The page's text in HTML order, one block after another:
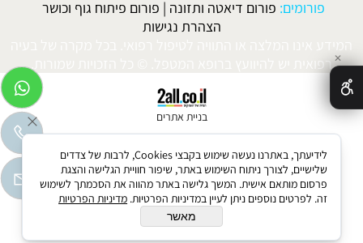
פורומים: פורום דיאטה ותזונה | פורום פיתוח גוף וכושר
הצהרת נגישות
המידע אינו המלצה או התוויה לטיפול רפואי. בכל מקרה של בעיה
רפואית יש להיוועץ ברופא המטפל. © כל הזכויות שמורות.
בניית אתרים
✕
לידיעתך, באתרנו נעשה שימוש בקבצי Cookies, לרבות של צדדים
שלישיים, לצורך ניתוח השימוש באתר, שיפור חוויית הגלישה והצגת
פרסום מותאם אישית. המשך גלישה באתר מהווה את הסכמתך לשימוש
זה. לפרטים נוספים ניתן לעיין במדיניות הפרטיות. מדיניות הפרטיות
מאשר